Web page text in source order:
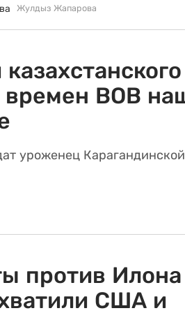
Жулдыз Жапарова
времен ВОВ
уроженец Карагандинской
против Илона
США и